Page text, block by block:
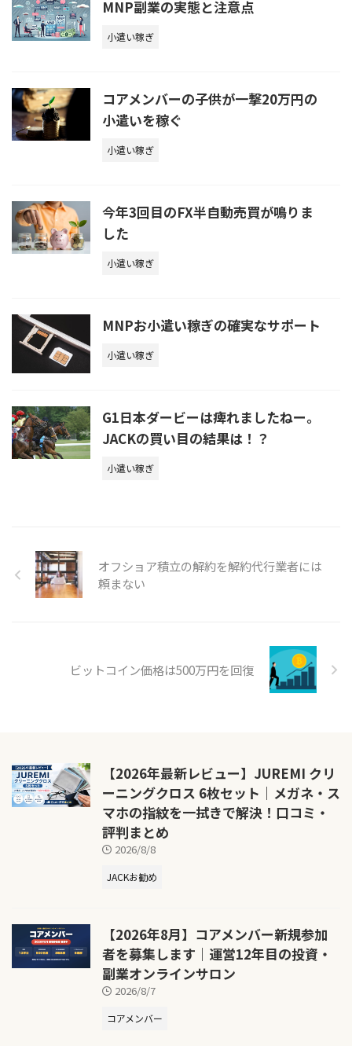
MNP副業の実態と注意点
小遣い稼ぎ
コアメンバーの子供が一撃20万円の
小遣いを稼ぐ
小遣い稼ぎ
今年3回目のFX半自動売買が鳴りま
した
小遣い稼ぎ
MNPお小遣い稼ぎの確実なサポート
小遣い稼ぎ
G1日本ダービーは痺れましたねー。
JACKの買い目の結果は！？
小遣い稼ぎ
オフショア積立の解約を解約代行業者には
頼まない
ビットコイン価格は500万円を回復
【2026年最新レビュー】JUREMI クリ
ーニングクロス 6枚セット｜メガネ・ス
マホの指紋を一拭きで解決！口コミ・
評判まとめ
2026/8/8
JACKお勧め
【2026年8月】コアメンバー新規参加
者を募集します｜運営12年目の投資・
副業オンラインサロン
2026/8/7
コアメンバー